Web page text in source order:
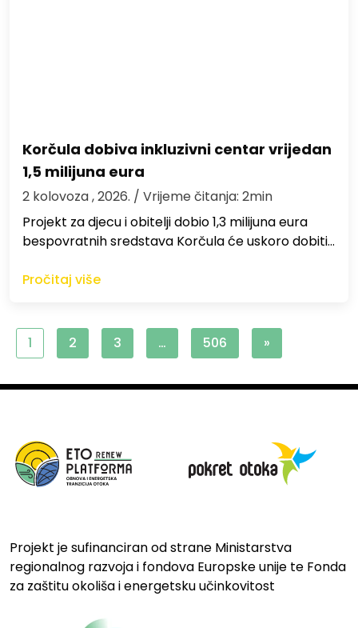
Korčula dobiva inkluzivni centar vrijedan
1,5 milijuna eura
2 kolovoza , 2026. / Vrijeme čitanja: 2min
Projekt za djecu i obitelji dobio 1,3 milijuna eura
bespovratnih sredstava Korčula će uskoro dobiti…
Pročitaj više
1 2 3 … 506 »
Projekt je sufinanciran od strane Ministarstva
regionalnog razvoja i fondova Europske unije te Fonda
za zaštitu okoliša i energetsku učinkovitost